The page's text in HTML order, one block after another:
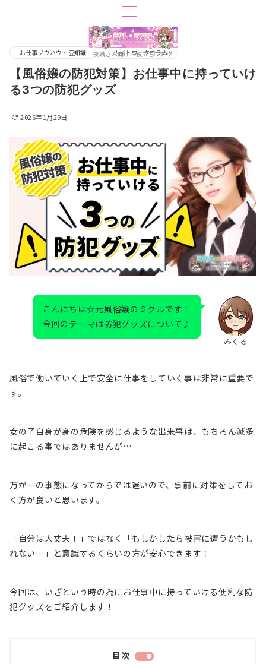
夜職さん向けお役立ちブログ
お仕事ノウハウ・豆知識 ナイトワークコラム
【風俗嬢の防犯対策】お仕事中に持っていけ
る3つの防犯グッズ
2026年1月29日
みくる
こんにちは☆元風俗嬢のミクルです！
今回のテーマは防犯グッズについて♪
風俗で働いていく上で安全に仕事をしていく事は非常に重要で
す。
女の子自身が身の危険を感じるような出来事は、もちろん滅多
に起こる事ではありませんが…
万が一の事態になってからでは遅いので、事前に対策をしてお
く方が良いと思います。
「自分は大丈夫！」ではなく
「もしかしたら被害に遭うかもし
れない…」 と意識するくらいの方が安心できます！
今回は、いざという時の為にお仕事中に持っていける便利な防
犯グッズをご紹介します！
目次